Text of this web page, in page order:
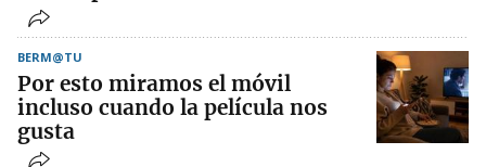
BERM@TU
Por esto miramos el móvil
incluso cuando la película nos
gusta